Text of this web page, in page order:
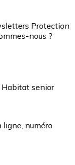
Protection
nous ?
Habitat senior
ligne, numéro